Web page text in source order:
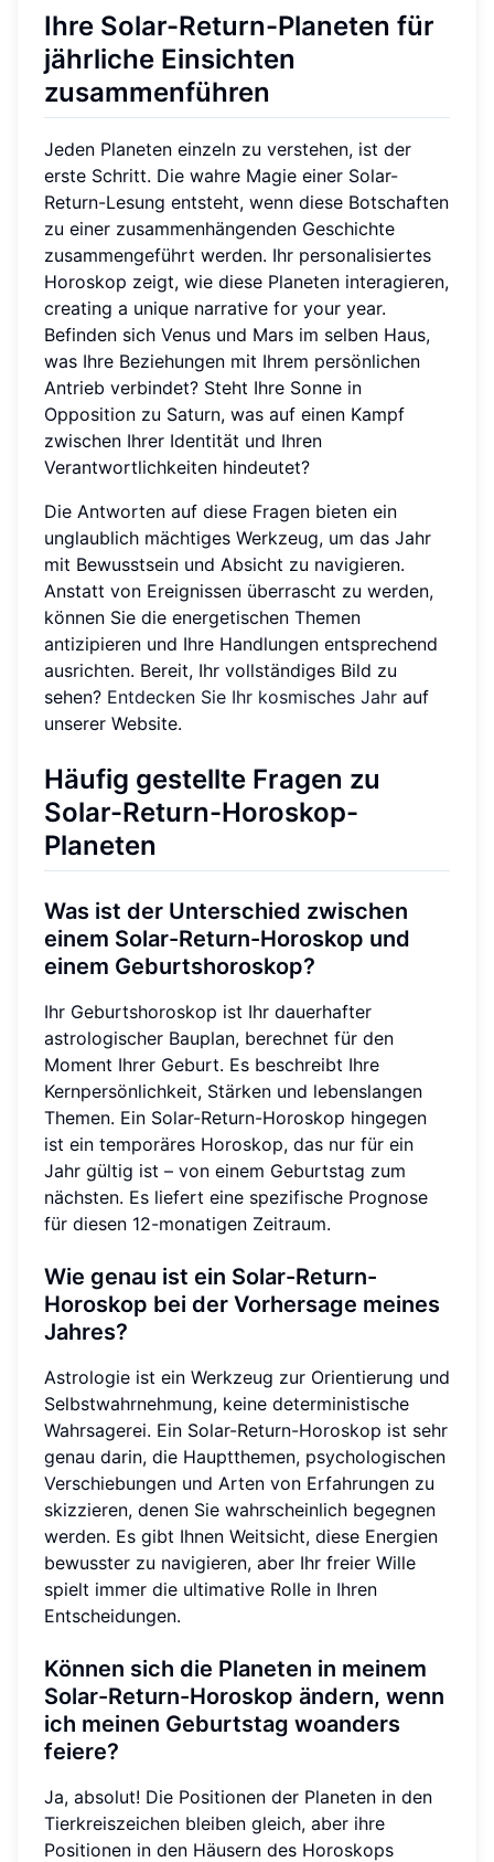
Ihre Solar-Return-Planeten für
jährliche Einsichten
zusammenführen
Jeden Planeten einzeln zu verstehen, ist der
erste Schritt. Die wahre Magie einer Solar-
Return-Lesung entsteht, wenn diese Botschaften
zu einer zusammenhängenden Geschichte
zusammengeführt werden. Ihr personalisiertes
Horoskop zeigt, wie diese Planeten interagieren,
creating a unique narrative for your year.
Befinden sich Venus und Mars im selben Haus,
was Ihre Beziehungen mit Ihrem persönlichen
Antrieb verbindet? Steht Ihre Sonne in
Opposition zu Saturn, was auf einen Kampf
zwischen Ihrer Identität und Ihren
Verantwortlichkeiten hindeutet?
Die Antworten auf diese Fragen bieten ein
unglaublich mächtiges Werkzeug, um das Jahr
mit Bewusstsein und Absicht zu navigieren.
Anstatt von Ereignissen überrascht zu werden,
können Sie die energetischen Themen
antizipieren und Ihre Handlungen entsprechend
ausrichten. Bereit, Ihr vollständiges Bild zu
sehen? Entdecken Sie Ihr kosmisches Jahr auf
unserer Website.
Häufig gestellte Fragen zu
Solar-Return-Horoskop-
Planeten
Was ist der Unterschied zwischen
einem Solar-Return-Horoskop und
einem Geburtshoroskop?
Ihr Geburtshoroskop ist Ihr dauerhafter
astrologischer Bauplan, berechnet für den
Moment Ihrer Geburt. Es beschreibt Ihre
Kernpersönlichkeit, Stärken und lebenslangen
Themen. Ein Solar-Return-Horoskop hingegen
ist ein temporäres Horoskop, das nur für ein
Jahr gültig ist – von einem Geburtstag zum
nächsten. Es liefert eine spezifische Prognose
für diesen 12-monatigen Zeitraum.
Wie genau ist ein Solar-Return-
Horoskop bei der Vorhersage meines
Jahres?
Astrologie ist ein Werkzeug zur Orientierung und
Selbstwahrnehmung, keine deterministische
Wahrsagerei. Ein Solar-Return-Horoskop ist sehr
genau darin, die Hauptthemen, psychologischen
Verschiebungen und Arten von Erfahrungen zu
skizzieren, denen Sie wahrscheinlich begegnen
werden. Es gibt Ihnen Weitsicht, diese Energien
bewusster zu navigieren, aber Ihr freier Wille
spielt immer die ultimative Rolle in Ihren
Entscheidungen.
Können sich die Planeten in meinem
Solar-Return-Horoskop ändern, wenn
ich meinen Geburtstag woanders
feiere?
Ja, absolut! Die Positionen der Planeten in den
Tierkreiszeichen bleiben gleich, aber ihre
Positionen in den Häusern des Horoskops